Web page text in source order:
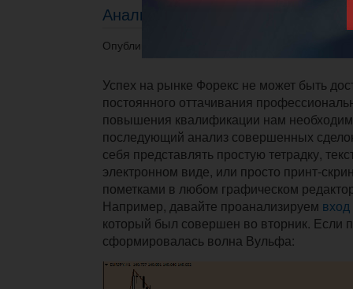
Анализируем собственную
Опубликовано 29.01.2014 в 20:00.
Успех на рынке Форекс не может быть
постоянного оттачивания
повышения квалификации нам
последующий анализ совершенных
себя представлять простую тетрадку,
электронном виде, или просто принт-
пометками в любом графическом
Например, давайте проанализируем вход
который был совершен во вторник. Если
сформировалась волна Вульфа: